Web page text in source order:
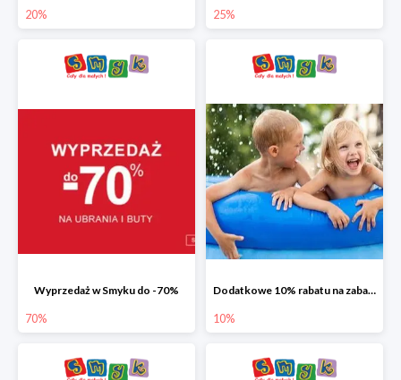
20% 25%
Wyprzedaż w Smyku do -70%
70%
Dodatkowe 10% rabatu na zabawki ogrodowe i baseny
10%